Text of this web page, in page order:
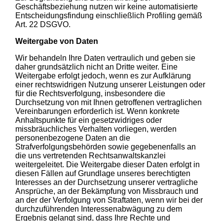
Geschäftsbeziehung nutzen wir keine automatisierte
Entscheidungsfindung einschließlich Profiling gemäß
Art. 22 DSGVO.
Weitergabe von Daten
Wir behandeln Ihre Daten vertraulich und geben sie
daher grundsätzlich nicht an Dritte weiter. Eine
Weitergabe erfolgt jedoch, wenn es zur Aufklärung
einer rechtswidrigen Nutzung unserer Leistungen oder
für die Rechtsverfolgung, insbesondere die
Durchsetzung von mit Ihnen getroffenen vertraglichen
Vereinbarungen erforderlich ist. Wenn konkrete
Anhaltspunkte für ein gesetzwidriges oder
missbräuchliches Verhalten vorliegen, werden
personenbezogene Daten an die
Strafverfolgungsbehörden sowie gegebenenfalls an
die uns vertretenden Rechtsanwaltskanzlei
weitergeleitet. Die Weitergabe dieser Daten erfolgt in
diesen Fällen auf Grundlage unseres berechtigten
Interesses an der Durchsetzung unserer vertragliche
Ansprüche, an der Bekämpfung von Missbrauch und
an der der Verfolgung von Straftaten, wenn wir bei der
durchzuführenden Interessenabwägung zu dem
Ergebnis gelangt sind, dass Ihre Rechte und